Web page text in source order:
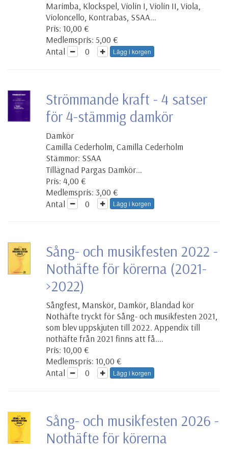
Marimba, Klockspel, Violin I, Violin II, Viola,
Violoncello, Kontrabas, SSAA...
Pris: 10,00 €
Medlemspris: 5,00 €
Antal
Lägg i korgen
Strömmande kraft - 4 satser
för 4-stämmig damkör
Damkör
Camilla Cederholm, Camilla Cederholm
Stämmor: SSAA
Tillägnad Pargas Damkör...
Pris: 4,00 €
Medlemspris: 3,00 €
Antal
Lägg i korgen
Sång- och musikfesten 2022 -
Nothäfte för körerna (2021-
>2022)
Sångfest, Manskör, Damkör, Blandad kör
Nothäfte tryckt för Sång- och musikfesten 2021,
som blev uppskjuten till 2022. Appendix till
nothäfte från 2021 finns att få....
Pris: 10,00 €
Medlemspris: 10,00 €
Antal
Lägg i korgen
Sång- och musikfesten 2026 -
Nothäfte för körerna